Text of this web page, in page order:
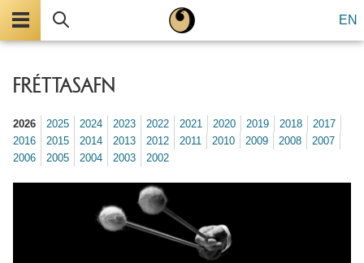
EN
FRÉTTASAFN
2026 2025 2024 2023 2022 2021 2020 2019 2018
2017
2016
2015 2014 2013 2012 2011 2010 2009 2008
2007
2006
2005 2004 2003 2002